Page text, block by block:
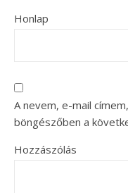
Honlap
A nevem, e-mail
böngészőben a
Hozzászólás